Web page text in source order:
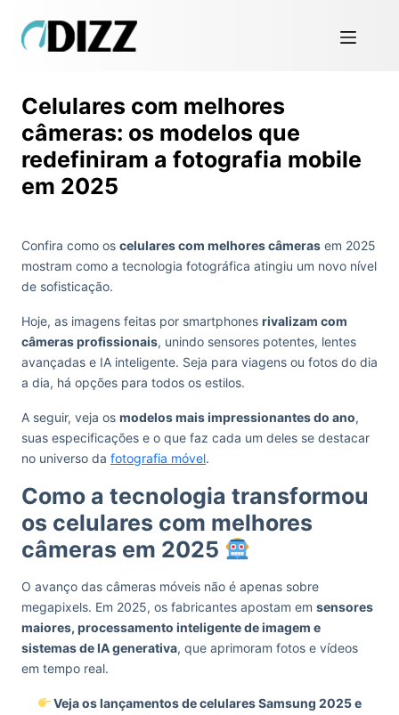
Celulares com melhores
câmeras: os modelos que
redefiniram a fotografia mobile
em 2025
Confira como os celulares com melhores câmeras em 2025
mostram como a tecnologia fotográfica atingiu um novo nível
de sofisticação.
Hoje, as imagens feitas por smartphones rivalizam com
câmeras profissionais, unindo sensores potentes, lentes
avançadas e IA inteligente. Seja para viagens ou fotos do dia
a dia, há opções para todos os estilos.
A seguir, veja os modelos mais impressionantes do ano,
suas especificações e o que faz cada um deles se destacar
no universo da fotografia móvel.
Como a tecnologia transformou
os celulares com melhores
câmeras em 2025
O avanço das câmeras móveis não é apenas sobre
megapixels. Em 2025, os fabricantes apostam em sensores
maiores, processamento inteligente de imagem e
sistemas de IA generativa, que aprimoram fotos e vídeos
em tempo real.
Veja oslançamentos de celularesSamsung 2025 e